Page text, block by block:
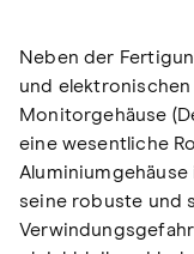
Neben der
und
Monitorgehäuse
eine wesentliche
seine robuste und